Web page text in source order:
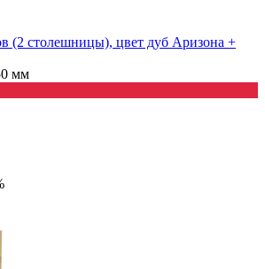
(2 столешницы), цвет дуб Аризона +
мм